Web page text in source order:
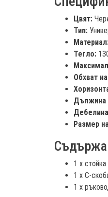
Цвят:
Тип:
Тегло:
Обхват
Дължина
Размер
1 x
1 x C-
1 x